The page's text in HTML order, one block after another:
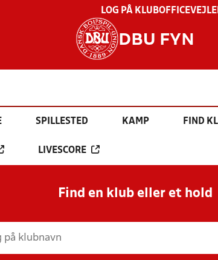
LOG PÅ KLUBOFFICE
DBU FYN
SPILLESTED KAMP FIND
LIVESCORE
Find en klub eller et hold